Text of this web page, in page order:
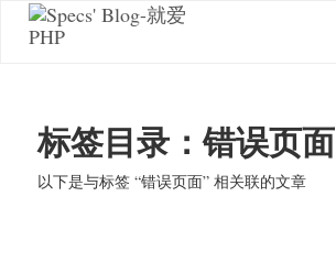
标签目录：错误页面
以下是与标签 “错误页面” 相关联的文章